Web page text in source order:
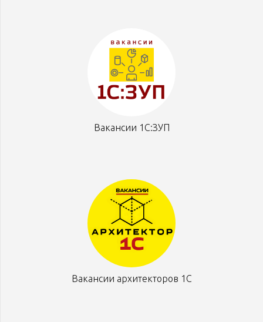
Вакансии 1С:ЗУП
Вакансии архитекторов 1С